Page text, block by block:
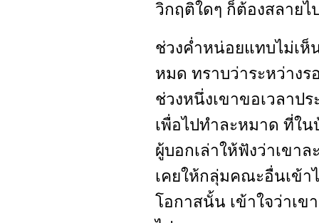
วิกฤติใดๆ ก็ต้องสลาย
ช่วงค่ำหน่อยแทบไม่เห็
หมด ทราบว่าระหว่างร
ช่วงหนึ่งเขาขอเวลาป
เพื่อไปทำละหมาด ที่ใ
ผู้บอกเล่าให้ฟังว่าเขา
เคยให้กลุ่มคณะอื่นเข้า
โอกาสนั้น เข้าใจว่าเข